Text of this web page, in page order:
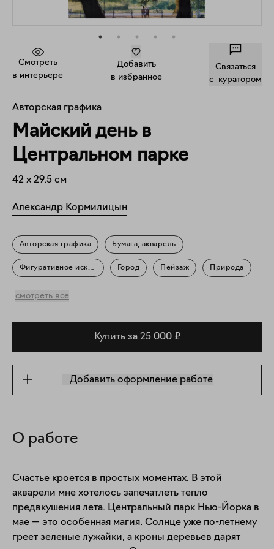
Смотреть
в интерьере
Добавить
в избранное
Связаться
c куратором
Авторская графика
Майский день в
Центральном парке
42 x 29.5 см
Александр Кормилицын
Авторская графика Бумага, акварель
Фигуративное искусство Город Пейзаж Природа
смотреть все
Купить за 25 000 ₽
Добавить оформление работе
О работе
Счастье кроется в простых моментах. В этой
акварели мне хотелось запечатлеть тепло
предвкушения лета. Центральный парк Нью-Йорка в
мае — это особенная магия. Солнце уже по-летнему
греет зеленые лужайки, а кроны деревьев дарят